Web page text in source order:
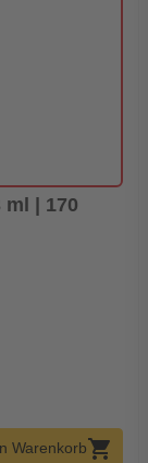
| 170
Warenkorbshopping_cart